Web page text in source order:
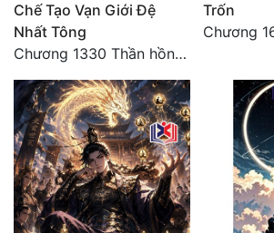
Chế Tạo Vạn Giới Đệ
Nhất Tông
Chương 1330 Thần hồn nhìn trộm
Trốn